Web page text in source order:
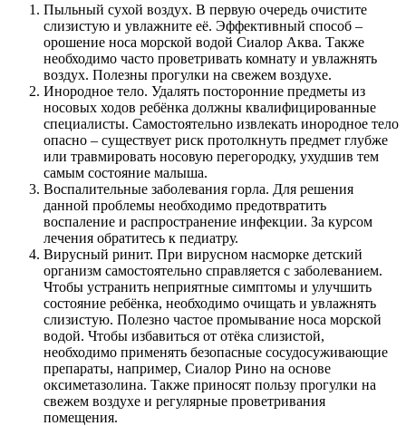
Пыльный сухой воздух. В первую очередь очистите
слизистую и увлажните её. Эффективный способ –
орошение носа морской водой Сиалор Аква. Также
необходимо часто проветривать комнату и увлажнять
воздух. Полезны прогулки на свежем воздухе.
Инородное тело. Удалять посторонние предметы из
носовых ходов ребёнка должны квалифицированные
специалисты. Самостоятельно извлекать инородное тело
опасно – существует риск протолкнуть предмет глубже
или травмировать носовую перегородку, ухудшив тем
самым состояние малыша.
Воспалительные заболевания горла. Для решения
данной проблемы необходимо предотвратить
воспаление и распространение инфекции. За курсом
лечения обратитесь к педиатру.
Вирусный ринит. При вирусном насморке детский
организм самостоятельно справляется с заболеванием.
Чтобы устранить неприятные симптомы и улучшить
состояние ребёнка, необходимо очищать и увлажнять
слизистую. Полезно частое промывание носа морской
водой. Чтобы избавиться от отёка слизистой,
необходимо применять безопасные сосудосуживающие
препараты, например, Сиалор Рино на основе
оксиметазолина. Также приносят пользу прогулки на
свежем воздухе и регулярные проветривания
помещения.